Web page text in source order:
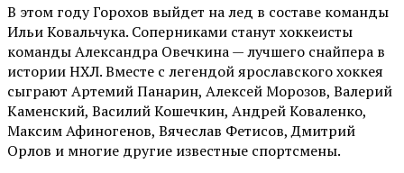
В этом году Горохов выйдет на лед в составе команды
Ильи Ковальчука. Соперниками станут хоккеисты
команды Александра Овечкина — лучшего снайпера в
истории НХЛ. Вместе с легендой ярославского хоккея
сыграют Артемий Панарин, Алексей Морозов, Валерий
Каменский, Василий Кошечкин, Андрей Коваленко,
Максим Афиногенов, Вячеслав Фетисов, Дмитрий
Орлов и многие другие известные спортсмены.